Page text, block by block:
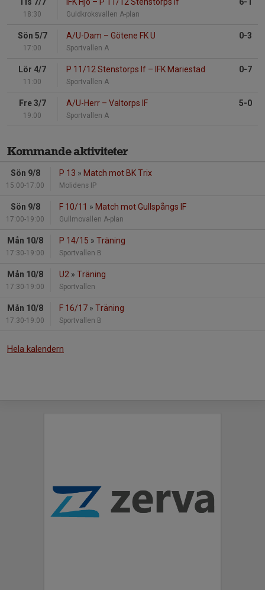
18:30 Guldkroksvallen A-plan
Sön 5/7
17:00
A/U-Dam – Götene FK U
Sportvallen A
0-3
Lör 4/7
11:00
P 11/12 Stenstorps If – IFK Mariestad
Sportvallen A
0-7
Fre 3/7
19:00
A/U-Herr – Valtorps IF
Sportvallen A
5-0
Kommande aktiviteter
Sön 9/8
15:00-17:00
P 13 » Match mot BK Trix
Molidens IP
Sön 9/8
17:00-19:00
F 10/11 » Match mot Gullspångs IF
Gullmovallen A-plan
Mån 10/8
17:30-19:00
P 14/15 » Träning
Sportvallen B
Mån 10/8
17:30-19:00
U2 » Träning
Sportvallen
Mån 10/8
17:30-19:00
F 16/17 » Träning
Sportvallen B
Hela kalendern